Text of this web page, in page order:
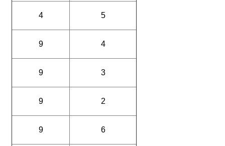
4 5
9 4
9 3
9 2
9 6